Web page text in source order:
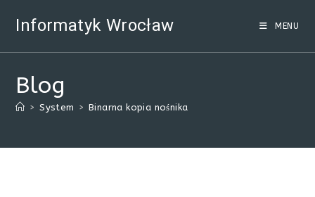
Informatyk Wrocław MENU
Blog
> System > Binarna kopia nośnika